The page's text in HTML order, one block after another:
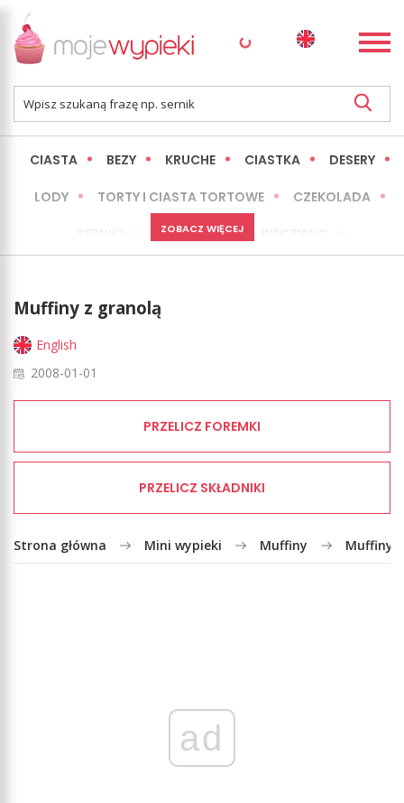
CIASTA BEZY KRUCHE CIASTKA DESERY
LODY TORTY I CIASTA TORTOWE CZEKOLADA
MINI WYPIEKI
LŻEJSZE / ZDROWSZE
ZOBACZ WIĘCEJ
Muffiny z granolą
English
2008-01-01
PRZELICZ FOREMKI
PRZELICZ SKŁADNIKI
Strona główna Mini wypieki Muffiny Muffiny
ad